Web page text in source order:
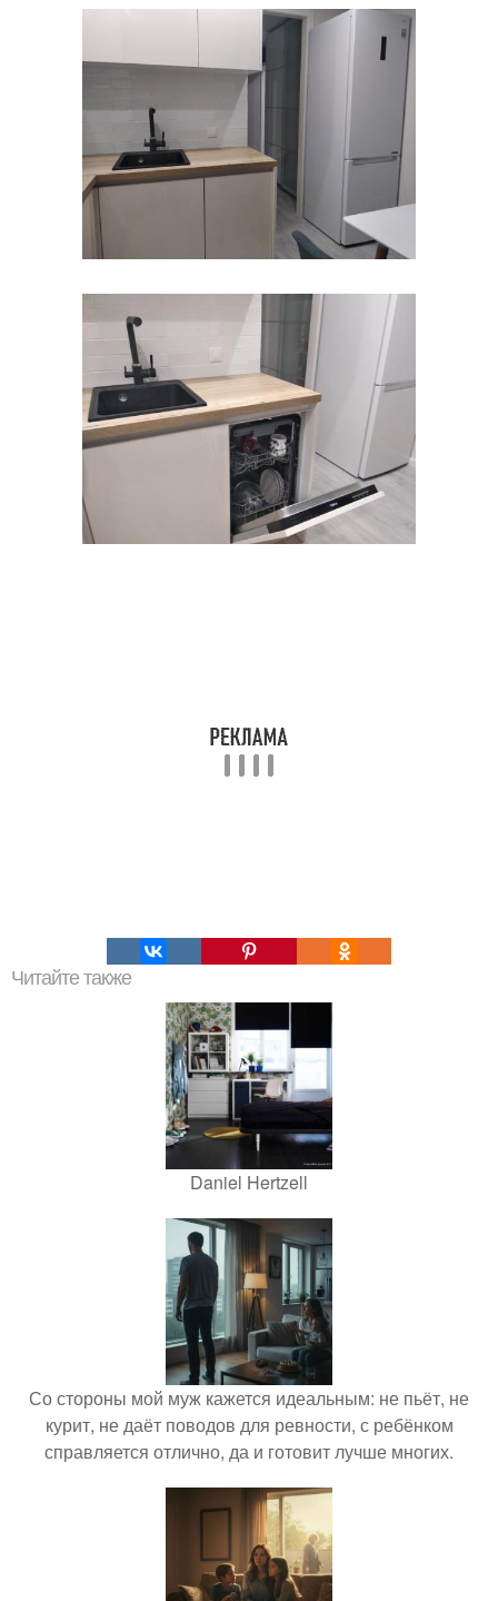
Читайте также
Daniel Hertzell
Со стороны мой муж кажется идеальным: не пьёт, не
курит, не даёт поводов для ревности, с ребёнком
справляется отлично, да и готовит лучше многих.